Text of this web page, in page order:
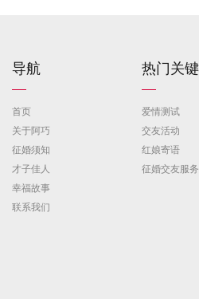
导航
首页
关于阿巧
征婚须知
才子佳人
幸福故事
联系我们
热门关
爱情测试
交友活动
红娘寄语
征婚交友服